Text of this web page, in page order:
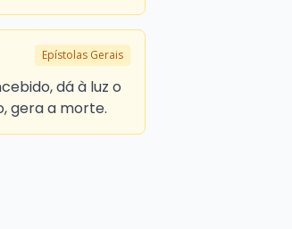
Epístolas Gerais
dá à luz o
gera a morte.